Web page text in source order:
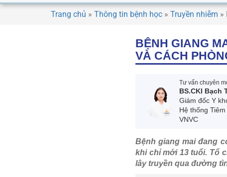
Trang chủ » Thông tin bệnh học » Truyền nhiễm »
BỆNH GIANG
VÀ CÁCH
Tư vấn chuyên
BS.CKI Bạch
Giám đốc Y
Hệ thống
VNVC
Bệnh giang mai đang
khi chỉ mới 13 tuổi. Tổ
lây truyền qua đường